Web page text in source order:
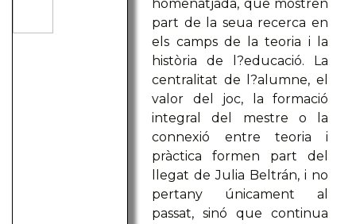
homenatjada, que mostren
part de la seua recerca en
els camps de la teoria i la
història de l?educació. La
centralitat de l?alumne, el
valor del joc, la formació
integral del mestre o la
connexió entre teoria i
pràctica formen part del
llegat de Julia Beltrán, i no
pertany únicament al
passat, sinó que continua